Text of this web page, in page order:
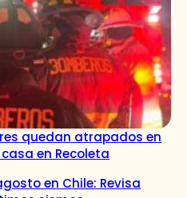
quedan atrapados en
en Recoleta
en Chile: Revisa